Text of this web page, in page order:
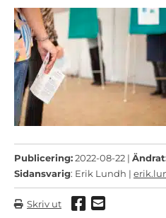
Publicering:2022-08-22 |
Sidansvarig: Erik Lundh |
Skriv ut Dela via
Dela